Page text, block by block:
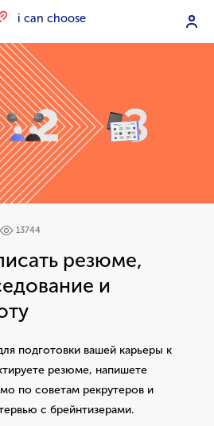
i can choose
13744
резюме,
и
подготовки вашей карьеры к
резюме, напишете
по советам рекрутеров и
с брейнтизерами.